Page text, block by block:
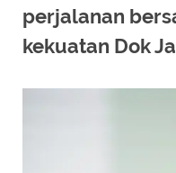
perjalanan
kekuatan Dok